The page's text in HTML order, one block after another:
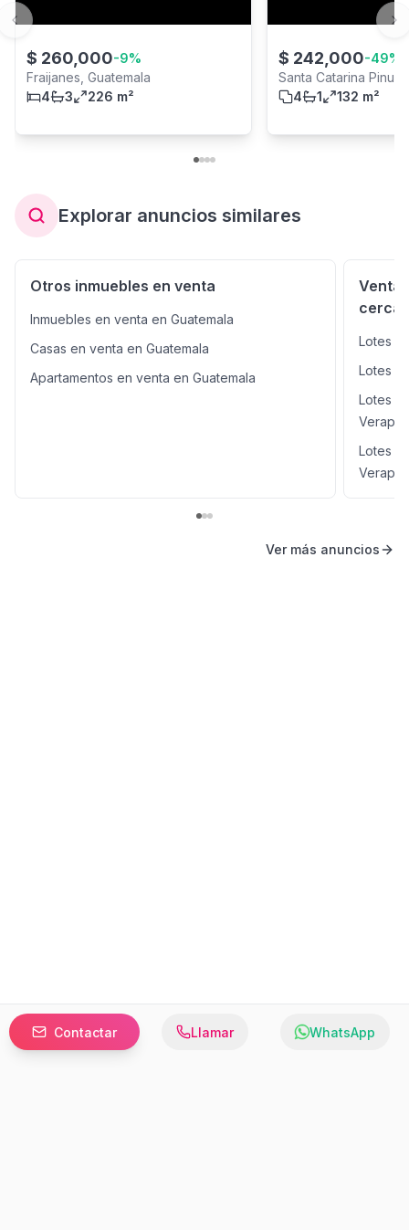
Contactar Llamar WhatsApp
$ 260,000-9%
Fraijanes, Guatemala
4
3 226 m²
$ 242,000-49%
Santa Catarina
4
1 132 m²
Previous slide
Explorar anuncios similares
Otros inmuebles en venta
Inmuebles en venta en Guatemala
Casas en venta en Guatemala
Apartamentos en venta en Guatemala
Venta
Lotes y
Lotes y
Lotes y
Lotes y
Ver más anuncios